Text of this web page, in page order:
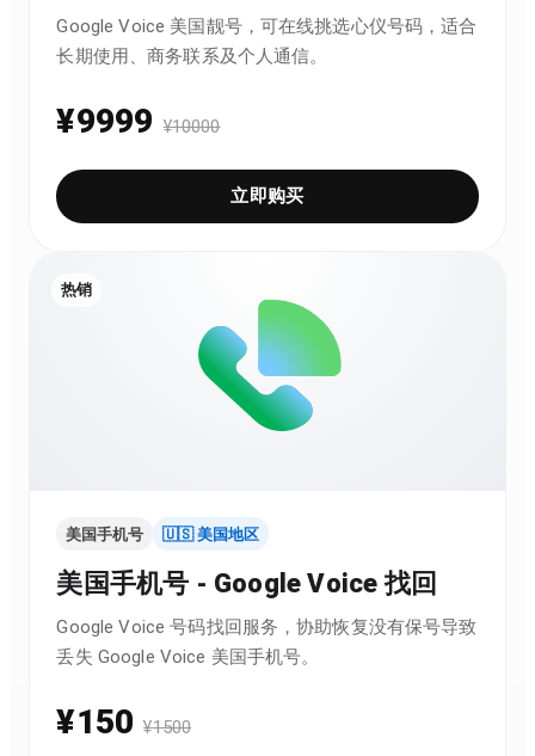
Google Voice 美国靓号，可在线挑选心仪号码，适合
长期使用、商务联系及个人通信。
¥9999 ¥10000
立即购买
热销
美国手机号 🇺🇸 美国地区
美国手机号 - Google Voice 找回
Google Voice 号码找回服务，协助恢复没有保号导致
丢失 Google Voice 美国手机号。
¥150 ¥1500